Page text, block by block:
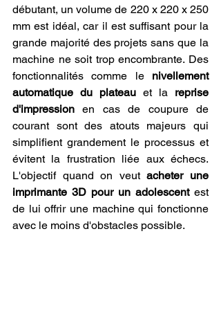
débutant, un volume de 220 x 220 x 250
mm est idéal, car il est suffisant pour la
grande majorité des projets sans que la
machine ne soit trop encombrante. Des
fonctionnalités comme le nivellement
automatique du plateau et la reprise
d'impression en cas de coupure de
courant sont des atouts majeurs qui
simplifient grandement le processus et
évitent la frustration liée aux échecs.
L'objectif quand on veut acheter une
imprimante 3D pour un adolescent est
de lui offrir une machine qui fonctionne
avec le moins d'obstacles possible.